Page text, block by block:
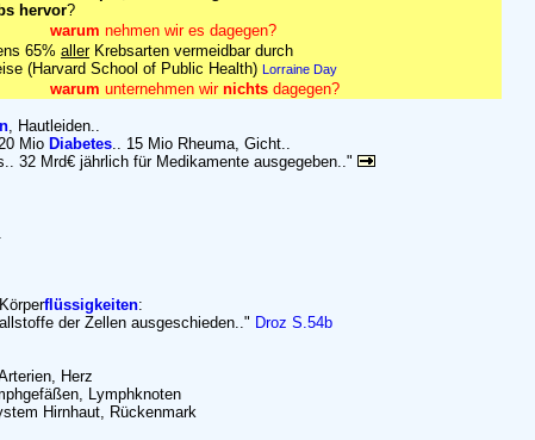
hervor?
warum nehmen wir es dagegen?
65% allerKrebsarten vermeidbar durch
(Harvard School of Public Health) Lorraine Day
warum unternehmen wir nichts dagegen?
, Hautleiden..
Mio Diabetes.. 15 Mio Rheuma, Gicht..
32 Mrd€ jährlich für Medikamente ausgegeben.."
flüssigkeiten:
der Zellen ausgeschieden.." Droz S.54b
Herz
Lymphknoten
Hirnhaut, Rückenmark